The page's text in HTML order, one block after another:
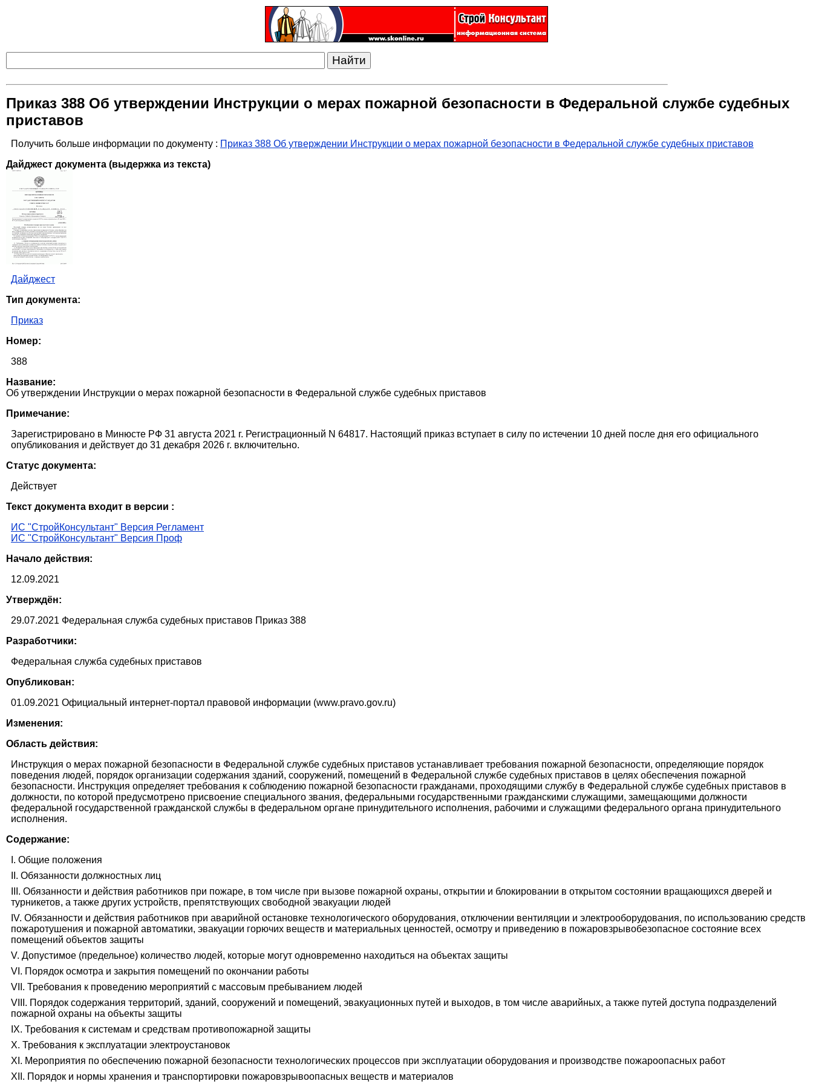
Приказ 388 Об утверждении Инструкции о мерах пожарной безопасности в Федеральной службе судебных
приставов
Получить больше информации по документу : Приказ 388 Об утверждении Инструкции о мерах пожарной безопасности в Федеральной службе судебных приставов
Дайджест документа (выдержка из текста)
Дайджест
Тип документа:
Приказ
Номер:
388
Название:
Об утверждении Инструкции о мерах пожарной безопасности в Федеральной службе судебных приставов
Примечание:
Зарегистрировано в Минюсте РФ 31 августа 2021 г. Регистрационный N 64817. Настоящий приказ вступает в силу по истечении 10 дней после дня его официального
опубликования и действует до 31 декабря 2026 г. включительно.
Статус документа:
Действует
Текст документа входит в версии :
ИС "СтройКонсультант" Версия Регламент
ИС "СтройКонсультант" Версия Проф
Начало действия:
12.09.2021
Утверждён:
29.07.2021 Федеральная служба судебных приставов Приказ 388
Разработчики:
Федеральная служба судебных приставов
Опубликован:
01.09.2021 Официальный интернет-портал правовой информации (www.pravo.gov.ru)
Изменения:
Область действия:
Инструкция о мерах пожарной безопасности в Федеральной службе судебных приставов устанавливает требования пожарной безопасности, определяющие порядок
поведения людей, порядок организации содержания зданий, сооружений, помещений в Федеральной службе судебных приставов в целях обеспечения пожарной
безопасности. Инструкция определяет требования к соблюдению пожарной безопасности гражданами, проходящими службу в Федеральной службе судебных приставов в
должности, по которой предусмотрено присвоение специального звания, федеральными государственными гражданскими служащими, замещающими должности
федеральной государственной гражданской службы в федеральном органе принудительного исполнения, рабочими и служащими федерального органа принудительного
исполнения.
Содержание:
I. Общие положения
II. Обязанности должностных лиц
III. Обязанности и действия работников при пожаре, в том числе при вызове пожарной охраны, открытии и блокировании в открытом состоянии вращающихся дверей и
турникетов, а также других устройств, препятствующих свободной эвакуации людей
IV. Обязанности и действия работников при аварийной остановке технологического оборудования, отключении вентиляции и электрооборудования, по использованию средств
пожаротушения и пожарной автоматики, эвакуации горючих веществ и материальных ценностей, осмотру и приведению в пожаровзрывобезопасное состояние всех
помещений объектов защиты
V. Допустимое (предельное) количество людей, которые могут одновременно находиться на объектах защиты
VI. Порядок осмотра и закрытия помещений по окончании работы
VII. Требования к проведению мероприятий с массовым пребыванием людей
VIII. Порядок содержания территорий, зданий, сооружений и помещений, эвакуационных путей и выходов, в том числе аварийных, а также путей доступа подразделений
пожарной охраны на объекты защиты
IX. Требования к системам и средствам противопожарной защиты
X. Требования к эксплуатации электроустановок
XI. Мероприятия по обеспечению пожарной безопасности технологических процессов при эксплуатации оборудования и производстве пожароопасных работ
XII. Порядок и нормы хранения и транспортировки пожаровзрывоопасных веществ и материалов